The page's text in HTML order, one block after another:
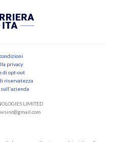
privacy
di opt-out
riservatezza
LIMITED